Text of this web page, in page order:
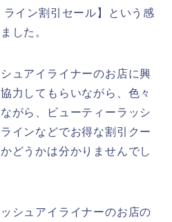
イン割引セール】という感
した。
ュアイライナーのお店に興
力してもらいながら、色々
がら、ビューティーラッシ
インなどでお得な割引クー
どうかは分かりませんでし
シュアイライナーのお店の